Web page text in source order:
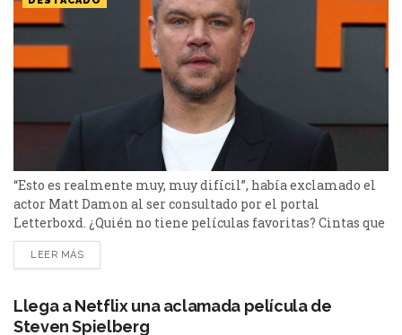
“Esto es realmente muy, muy difícil”, había exclamado el
actor Matt Damon al ser consultado por el portal
Letterboxd. ¿Quién no tiene películas favoritas? Cintas que
podrías ver miles de veces sin aburrirte. Matt Damon, fue
consultado sobre las suyas por el portal Letterboxd y tras
inmediatamente la épica de...
LEER MÁS
Llega a Netflix una aclamada película de
Steven Spielberg